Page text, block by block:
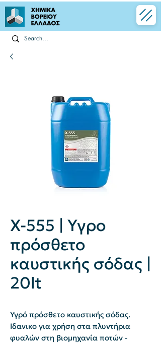
X-555 | Υγρο
πρόσθετο
καυστικής σόδας |
20lt
Υγρό πρόσθετο καυστικής σόδας.
Ιδανικο για χρήση στα πλυντήρια
φυαλών στη βιομηχανία ποτών -